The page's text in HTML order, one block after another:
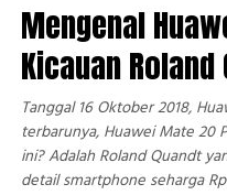
Mengenal
Kicauan Roland
Tanggal 16 Oktober 2018,
terbarunya, Huawei Mate 20
ini? Adalah Roland Quandt
detail smartphone seharga